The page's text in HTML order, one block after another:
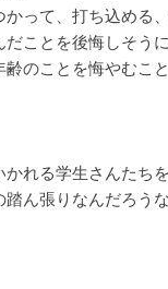
って、打ち込める
ことを後悔しそう
のことを悔やむこと
れる学生さんたち
ん張りなんだろうな